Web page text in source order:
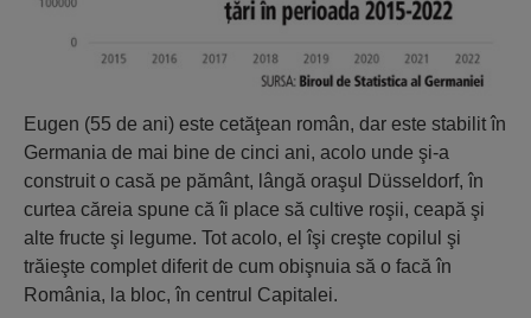
Eugen (55 de ani) este cetăţean român, dar este stabilit în
Germania de mai bine de cinci ani, acolo unde şi-a
construit o casă pe pământ, lângă oraşul Düsseldorf, în
curtea căreia spune că îi place să cultive roşii, ceapă şi
alte fructe şi legume. Tot acolo, el îşi creşte copilul şi
trăieşte complet diferit de cum obişnuia să o facă în
România, la bloc, în centrul Capitalei.